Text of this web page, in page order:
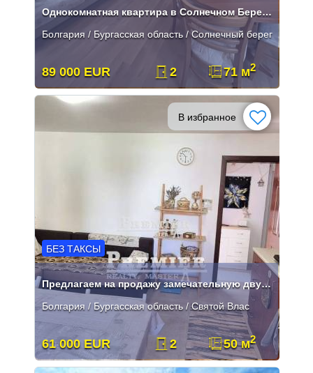
Однокомнатная квартира в Солнечном Береге, в закрытом жилом комплексе
Болгария / Бургасская область / Солнечный берег
89 000 EUR 2 71 м2
В избранное
БЕЗ ТАКСЫ
Предлагаем на продажу замечательную двухкомнатную квартиру
Болгария / Бургасская область / Святой Влас
61 000 EUR 2 50 м2